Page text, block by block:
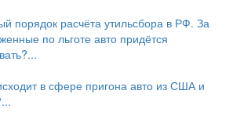
порядок расчёта утильсбора в РФ. За
по льготе авто придётся
в сфере пригона авто из США и